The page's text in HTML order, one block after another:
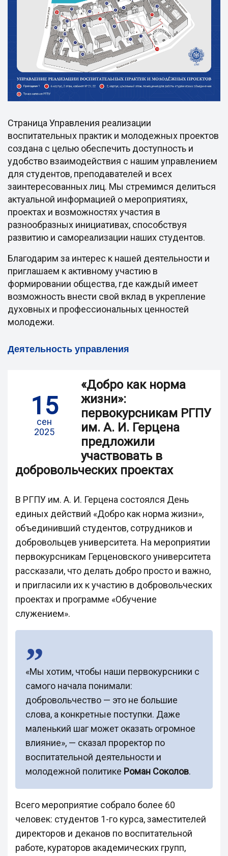
Страница Управления реализации
воспитательных практик и молодежных проектов
создана с целью обеспечить доступность и
удобство взаимодействия с нашим управлением
для студентов, преподавателей и всех
заинтересованных лиц. Мы стремимся делиться
актуальной информацией о мероприятиях,
проектах и возможностях участия в
разнообразных инициативах, способствуя
развитию и самореализации наших студентов.
Благодарим за интерес к нашей деятельности и
приглашаем к активному участию в
формировании общества, где каждый имеет
возможность внести свой вклад в укрепление
духовных и профессиональных ценностей
молодежи.
Деятельность управления
15
сен
2025
«Добро как норма
жизни»:
первокурсникам РГПУ
им. А. И. Герцена
предложили
участвовать в
добровольческих проектах
В РГПУ им. А. И. Герцена состоялся День
единых действий «Добро как норма жизни»,
объединивший студентов, сотрудников и
добровольцев университета. На мероприятии
первокурсникам Герценовского университета
рассказали, что делать добро просто и важно,
и пригласили их к участию в добровольческих
проектах и программе «Обучение
служением».
«Мы хотим, чтобы наши первокурсники с
самого начала понимали:
добровольчество — это не большие
слова, а конкретные поступки. Даже
маленький шаг может оказать огромное
влияние», — сказал проректор по
воспитательной деятельности и
молодежной политике Роман Соколов.
Всего мероприятие собрало более 60
человек: студентов 1-го курса, заместителей
директоров и деканов по воспитательной
работе, кураторов академических групп,